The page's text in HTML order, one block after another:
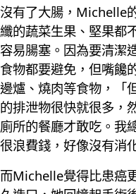
沒有了大腸，Michelle
纖的蔬菜生果、堅果都
容易腸塞。因為要清潔
食物都要避免，但嘴饞
邊爐、燒肉等食物，「
的排泄物很快就很多，
廁所的餐廳才敢吃。我
很浪費錢，好像沒有消
而Michelle覺得比患癌